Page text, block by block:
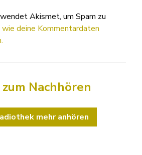
Akismet, um Spam zu
wie deine Kommentardaten
Nachhören
mehr anhören